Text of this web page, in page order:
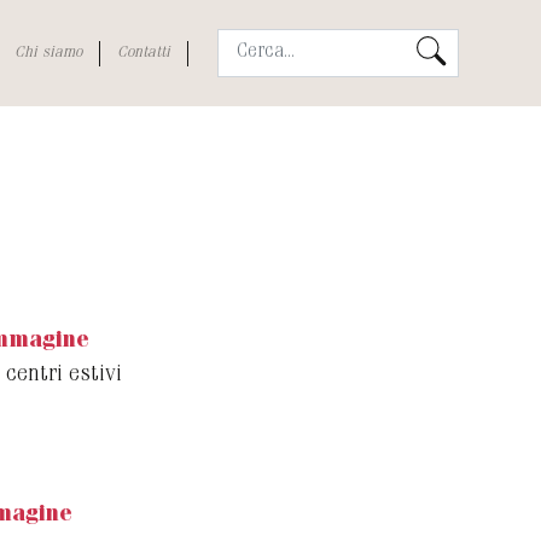
Chi siamo Contatti
centri estivi